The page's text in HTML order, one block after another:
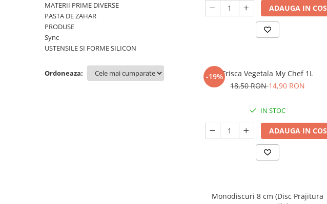
MATERII PRIME DIVERSE
PASTA DE ZAHAR
PRODUSE
Sync
USTENSILE SI FORME SILICON
Ordoneaza:
ADAUGA IN COS
-19%Frisca Vegetala My Chef 1L
18,50 RON14,90 RON
IN STOC
ADAUGA IN COS
Monodiscuri 8 cm (Disc Prajitura